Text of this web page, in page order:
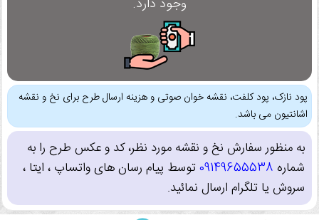
وجود دارد.
پود نازک، پود کلفت، نقشه خوان صوتی و هزینه ارسال طرح برای نخ و نقشه
اشانتیون می باشد.
به منظور سفارش نخ و نقشه مورد نظر، کد و عکس طرح را به
شماره 09149655538توسط پیام رسان های واتساپ ، ایتا ،
سروش یا تلگرام ارسال نمائید.